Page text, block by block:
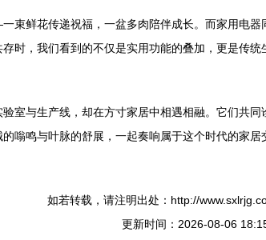
鲜花传递祝福，一盆多肉陪伴成长。而家用电
，我们看到的不仅是实用功能的叠加，更是传
室与生产线，却在方寸家居中相遇相融。它们共
鸣与叶脉的舒展，一起奏响属于这个时代的家居
如若转载，请注明出处：http://
更新时间：2026-08-06